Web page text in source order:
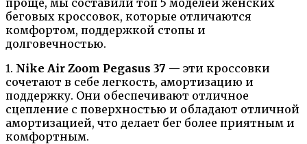
беговых кроссовок, которые отличаются
комфортом, поддержкой стопы и
долговечностью.
1. Nike Air Zoom Pegasus 37 — эти кроссовки
сочетают в себе легкость, амортизацию и
поддержку. Они обеспечивают отличное
сцепление с поверхностью и обладают отличной
амортизацией, что делает бег более приятным и
комфортным.